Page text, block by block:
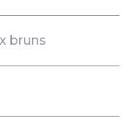
bruns